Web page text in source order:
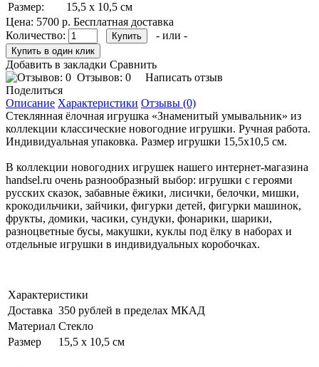
Размер:
15,5 х 10,5 см
Цена: 5700 р. Бесплатная доставка
Количество:
- или -
Добавить в закладки Сравнить
Отзывов: 0
Написать отзыв
Поделиться
Описание Характеристики Отзывы (0)
Стеклянная ёлочная игрушка «Знаменитый умывальник» из
коллекции классические новогодние игрушки. Ручная работа.
Индивидуальная упаковка. Размер игрушки 15,5х10,5 см.
В коллекции новогодних игрушек нашего интернет-магазина
handsel.ru очень разнообразный выбор: игрушки с героями
русских сказок, забавные ёжики, лисички, белочки, мишки,
крокодильчики, зайчики, фигурки детей, фигурки машинок,
фрукты, домики, часики, сундуки, фонарики, шарики,
разноцветные бусы, макушки, куклы под ёлку в наборах и
отдельные игрушки в индивидуальных коробочках.
Характеристики
Доставка 350 рублей в пределах МКАД
Материал Стекло
Размер
15,5 х 10,5 см